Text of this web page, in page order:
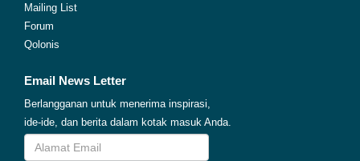
Mailing List
Forum
Qolonis
Email News Letter
Berlangganan untuk menerima inspirasi,
ide-ide, dan berita dalam kotak masuk Anda.